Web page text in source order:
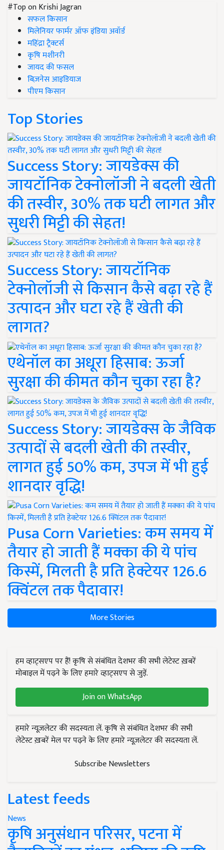
#Top on Krishi Jagran
सफल किसान
मिलेनियर फार्मर ऑफ इंडिया अवॉर्ड
महिंद्रा ट्रैक्टर्स
कृषि मशीनरी
जायद की फसल
बिज़नेस आइडियाज
पीएम किसान
Top Stories
Success Story: जायडेक्स की
जायटॉनिक टेक्नोलॉजी ने बदली खेती
की तस्वीर, 30% तक घटी लागत और
सुधरी मिट्टी की सेहत!
Success Story: जायटॉनिक
टेक्नोलॉजी से किसान कैसे बढ़ा रहे हैं
उत्पादन और घटा रहे हैं खेती की
लागत?
एथेनॉल का अधूरा हिसाब: ऊर्जा
सुरक्षा की कीमत कौन चुका रहा है?
Success Story: जायडेक्स के जैविक
उत्पादों से बदली खेती की तस्वीर,
लागत हुई 50% कम, उपज में भी हुई
शानदार वृद्धि!
Pusa Corn Varieties: कम समय में
तैयार हो जाती हैं मक्का की ये पांच
किस्में, मिलती है प्रति हेक्टेयर 126.6
क्विंटल तक पैदावार!
More Stories
हम व्हाट्सएप पर हैं! कृषि से संबंधित देशभर की सभी लेटेस्ट ख़बरें
मोबाइल में पढ़ने के लिए हमारे व्हाट्सएप से जुड़ें.
Join on WhatsApp
हमारे न्यूज़लेटर की सदस्यता लें. कृषि से संबंधित देशभर की सभी
लेटेस्ट ख़बरें मेल पर पढ़ने के लिए हमारे न्यूज़लेटर की सदस्यता लें.
Subscribe Newsletters
Latest feeds
News
कृषि अनुसंधान परिसर, पटना में